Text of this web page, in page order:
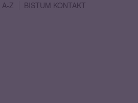
A-Z BISTUM KONTAKT